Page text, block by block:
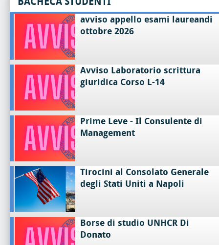
avviso appello esami laureandi
ottobre 2026
Avviso Laboratorio scrittura
giuridica Corso L-14
Prime Leve - Il Consulente di
Management
Tirocini al Consolato Generale
degli Stati Uniti a Napoli
Borse di studio UNHCR Di
Donato